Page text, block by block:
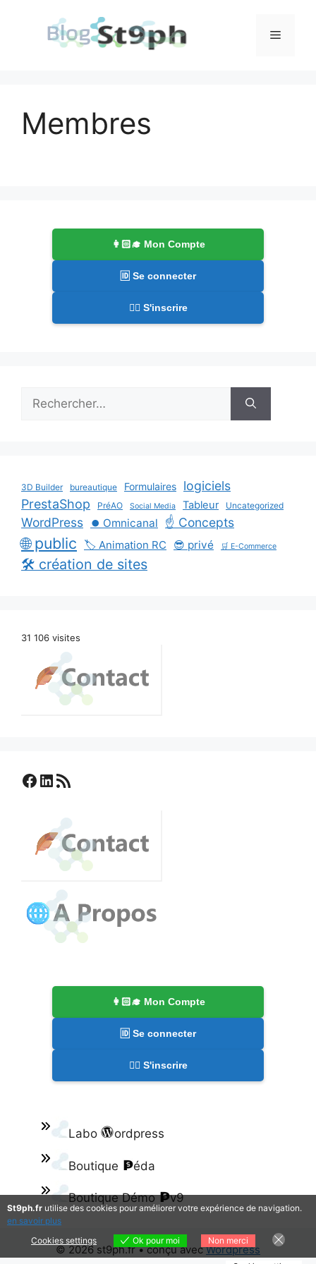
Menu
Membres
👩🏻‍🎓 Mon Compte
🆔 Se connecter
✍🏻 S'inscrire
Rechercher :
3D Builder bureautique Formulaires
logiciels
PrestaShop
PréAO Social Media Tableur Uncategorized
WordPress ⏺️ Omnicanal ☝️ Concepts
🌐 public 🏷️ Animation RC 😎 privé 🛒 E-Commerce
🛠️ création de sites
31 106 visites
Facebook
LinkedIn
Flux RSS
👩🏻‍🎓 Mon Compte
🆔 Se connecter
✍🏻 S'inscrire
Labo ordpress
Boutique éda
Boutique Démo v9
© 2026 st9ph.fr• conçu avecWordpress
St9ph.fr utilise des cookies pour améliorer votre expérience de navigation.
en savoir plus
Cookies settings
Ok pour moi Non merci